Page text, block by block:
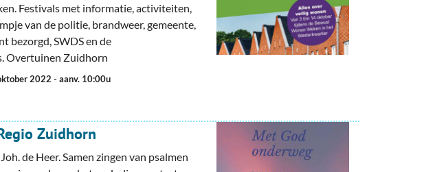
Festivals met informatie, activiteiten,
van de politie, brandweer, gemeente,
bezorgd, SWDS en de
Overtuinen Zuidhorn
2022- aanv. 10:00u
Zuidhorn
de Heer. Samen zingen van psalmen